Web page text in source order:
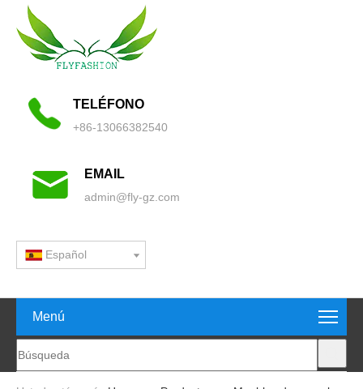
TELÉFONO
+86-13066382540
EMAIL
admin@fly-gz.com
Español
Menú